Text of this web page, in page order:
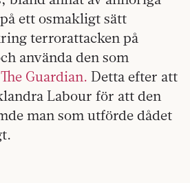
ett osmakligt sätt
terrorattacken på
använda den som
The Guardian. Detta efter att
Labour för att den
man som utförde dådet